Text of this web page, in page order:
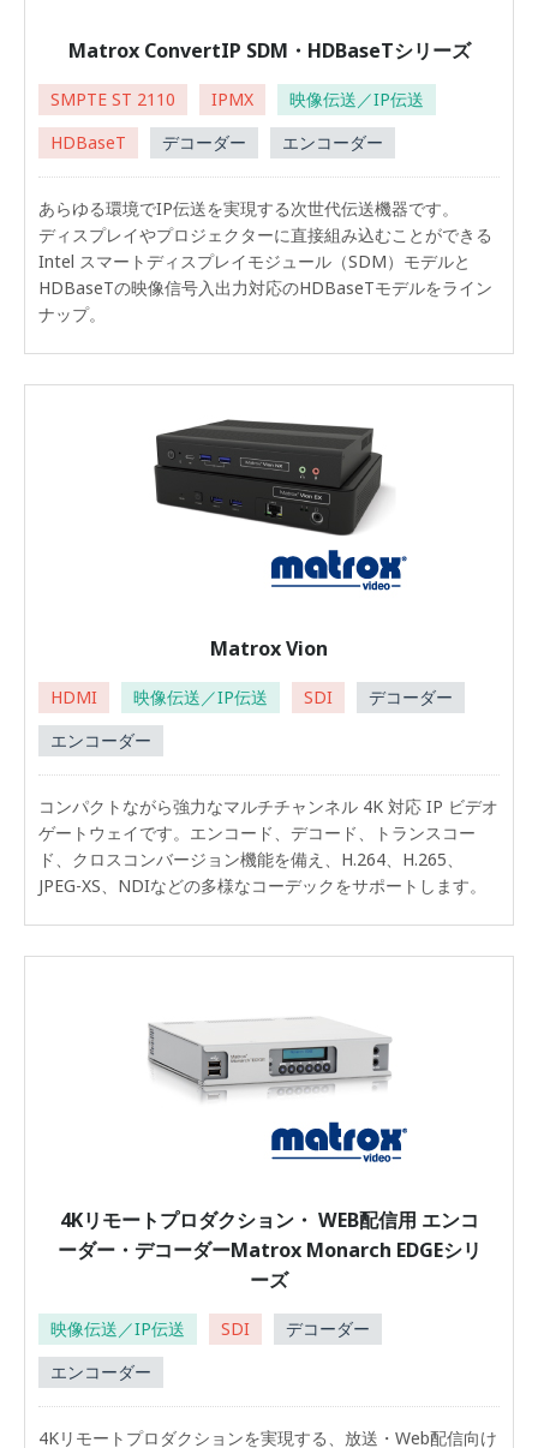
Matrox ConvertIP SDM・HDBaseTシリーズ
SMPTE ST 2110 IPMX
映像伝送／IP伝送
HDBaseT
デコーダー エンコーダー
あらゆる環境でIP伝送を実現する次世代伝送機器です。
ディスプレイやプロジェクターに直接組み込むことができる
Intel スマートディスプレイモジュール（SDM）モデルと
HDBaseTの映像信号入出力対応のHDBaseTモデルをライン
ナップ。
Matrox Vion
HDMI 映像伝送／IP伝送 SDI
デコーダー
エンコーダー
コンパクトながら強力なマルチチャンネル 4K 対応 IP ビデオ
ゲートウェイです。エンコード、デコード、トランスコー
ド、クロスコンバージョン機能を備え、H.264、H.265、
JPEG-XS、NDIなどの多様なコーデックをサポートします。
4Kリモートプロダクション・ WEB配信用 エンコ
ーダー・デコーダーMatrox Monarch EDGEシリ
ーズ
映像伝送／IP伝送 SDI
デコーダー
エンコーダー
4Kリモートプロダクションを実現する、放送・Web配信向け